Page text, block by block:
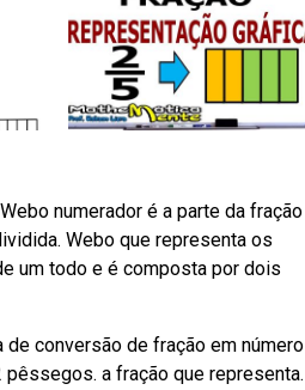
numerador é a parte da fração
Webo que representa os
um todo e é composta por dois
de conversão de fração em número
a fração que representa.